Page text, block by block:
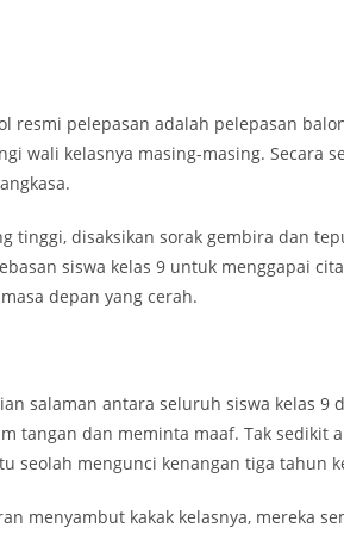
resmi pelepasan adalah pelepasan
wali kelasnya masing-masing. Secara
disaksikan sorak gembira dan
siswa kelas 9 untuk menggapai
depan yang cerah.
salaman antara seluruh siswa kelas 9
tangan dan meminta maaf. Tak sedikit
seolah mengunci kenangan tiga tahun
menyambut kakak kelasnya, mereka